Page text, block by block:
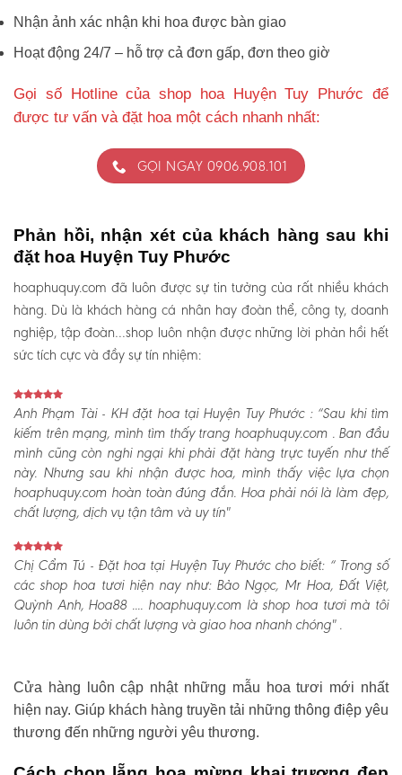
Nhận ảnh xác nhận khi hoa được bàn giao
Hoạt động 24/7 – hỗ trợ cả đơn gấp, đơn theo giờ
Gọi số Hotline của shop hoa Huyện Tuy Phước để
được tư vấn và đặt hoa một cách nhanh nhất:
GỌI NGAY 0906.908.101
Phản hồi, nhận xét của khách hàng sau khi
đặt hoa Huyện Tuy Phước
hoaphuquy.com đã luôn được sự tin tưởng của rất nhiều khách
hàng. Dù là khách hàng cá nhân hay đoàn thể, công ty, doanh
nghiệp, tập đoàn…shop luôn nhận được những lời phản hồi hết
sức tích cực và đầy sự tín nhiệm:
Anh Phạm Tài - KH đặt hoa tại Huyện Tuy Phước :“Sau khi tìm
kiếm trên mạng, mình tìm thấy trang hoaphuquy.com . Ban đầu
mình cũng còn nghi ngại khi phải đặt hàng trực tuyến như thế
này. Nhưng sau khi nhận được hoa, mình thấy việc lựa chọn
hoaphuquy.com hoàn toàn đúng đắn. Hoa phải nói là làm đẹp,
chất lượng, dịch vụ tận tâm và uy tín"
Chị Cẩm Tú - Đặt hoa tại Huyện Tuy Phước cho biết:“ Trong số
các shop hoa tươi hiện nay như: Bảo Ngọc, Mr Hoa, Đất Việt,
Quỳnh Anh, Hoa88 .... hoaphuquy.com là shop hoa tươi mà tôi
luôn tin dùng bởi chất lượng và giao hoa nhanh chóng" .
Cửa hàng luôn cập nhật những mẫu hoa tươi mới nhất
hiện nay. Giúp khách hàng truyền tải những thông điệp yêu
thương đến những người yêu thương.